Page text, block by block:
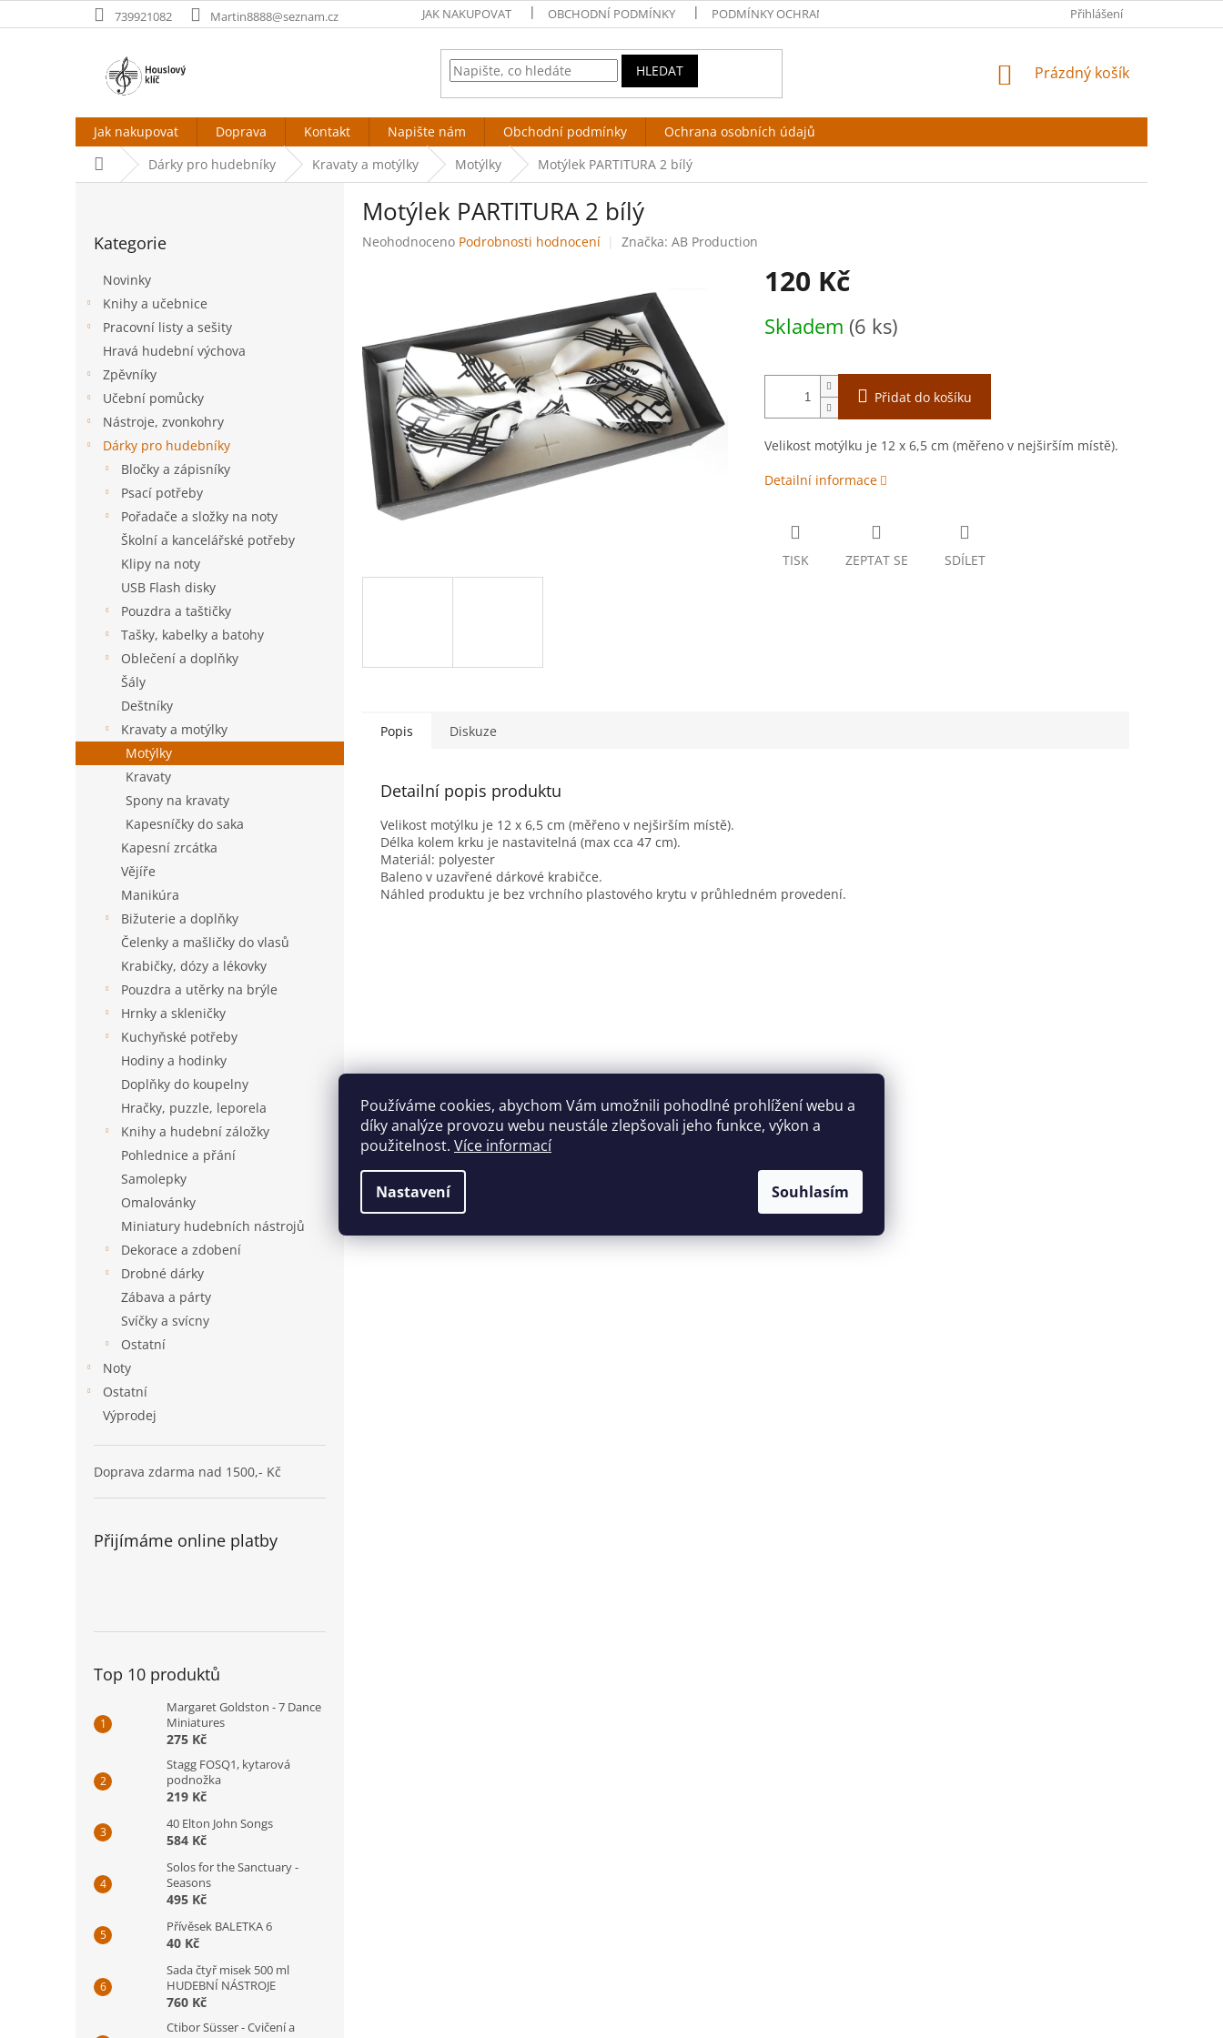
Používáme cookies, abychom Vám umožnili pohodlné prohlížení webu a
díky analýze provozu webu neustále zlepšovali jeho funkce, výkon a
použitelnost. Více informací
Nastavení Souhlasím
na
739921082 Martin8888@seznam.cz JAK NAKUPOVAT OBCHODNÍ PODMÍNKY PODMÍNKY OCHRANY OSOBNÍCH ÚDAJŮ Přihlášení
HLEDAT
NÁKUPNÍ
Prázdný košík
Jak nakupovat Doprava Kontakt Napište nám Obchodní podmínky
Ochrana osobních údajů
Domů Dárky pro hudebníky Kravaty a motýlky Motýlky Motýlek PARTITURA 2 bílý
kategorie
Kategorie
Novinky
Knihy a učebnice
Pracovní listy a sešity
Hravá hudební výchova
Zpěvníky
Učební pomůcky
Nástroje, zvonkohry
Dárky pro hudebníky
Bločky a zápisníky
Psací potřeby
Pořadače a složky na noty
Školní a kancelářské potřeby
Klipy na noty
USB Flash disky
Pouzdra a taštičky
Tašky, kabelky a batohy
Oblečení a doplňky
Šály
Deštníky
Kravaty a motýlky
Motýlky
Kravaty
Spony na kravaty
Kapesníčky do saka
Kapesní zrcátka
Vějíře
Manikúra
Bižuterie a doplňky
Čelenky a mašličky do vlasů
Krabičky, dózy a lékovky
Pouzdra a utěrky na brýle
Hrnky a skleničky
Kuchyňské potřeby
Hodiny a hodinky
Doplňky do koupelny
Hračky, puzzle, leporela
Knihy a hudební záložky
Pohlednice a přání
Samolepky
Omalovánky
Miniatury hudebních nástrojů
Dekorace a zdobení
Drobné dárky
Zábava a párty
Svíčky a svícny
Ostatní
Noty
Ostatní
Výprodej
Doprava zdarma nad 1500,- Kč
Přijímáme online platby
Top 10 produktů
Margaret Goldston - 7 Dance
Miniatures
275 Kč
Stagg FOSQ1, kytarová
podnožka
219 Kč
40 Elton John Songs
584 Kč
Solos for the Sanctuary -
Seasons
495 Kč
Přívěsek BALETKA 6
40 Kč
Sada čtyř misek 500 ml
HUDEBNÍ NÁSTROJE
760 Kč
Ctibor Süsser - Cvičení a
Motýlek PARTITURA 2 bílý
Průměrné
5
hvězdiček.
Neohodnoceno Podrobnosti hodnocení Značka: AB Production
120 Kč
cena:
Skladem (6 ks)
Přidat do košíku
Velikost motýlku je 12 x 6,5 cm (měřeno v nejširším místě).
Detailní informace
TISK ZEPTAT SE SDÍLET
Popis Diskuze
Detailní popis produktu
Velikost motýlku je 12 x 6,5 cm (měřeno v nejširším místě).
Délka kolem krku je nastavitelná (max cca 47 cm).
Materiál: polyester
Baleno v uzavřené dárkové krabičce.
Náhled produktu je bez vrchního plastového krytu v průhledném provedení.